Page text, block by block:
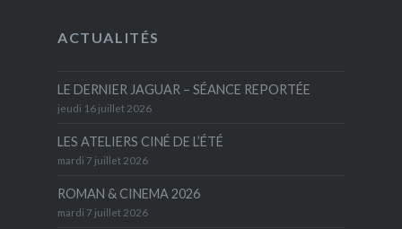
ACTUALITÉS
LE DERNIER JAGUAR – SÉANCE REPORTÉE
jeudi 16 juillet 2026
LES ATELIERS CINÉ DE L’ÉTÉ
mardi 7 juillet 2026
ROMAN & CINEMA 2026
mardi 7 juillet 2026